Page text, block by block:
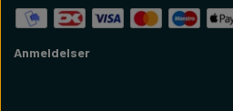
Anmeldelser